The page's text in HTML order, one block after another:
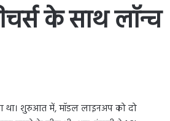
के साथ लॉन्च
था। शुरुआत में, मॉडल लाइनअप को दो